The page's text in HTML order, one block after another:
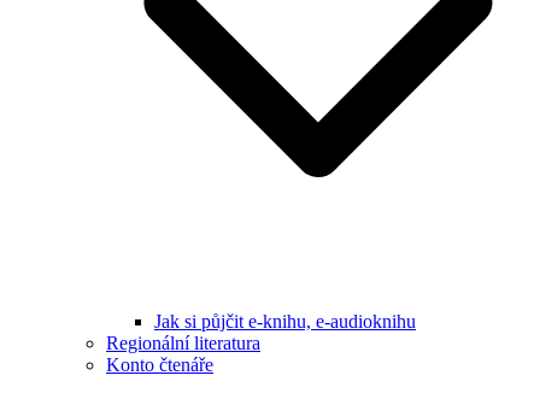
Jak si půjčit e-knihu, e-audioknihu
Regionální literatura
Konto čtenáře